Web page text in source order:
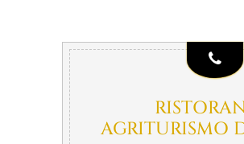
AGRITURISMO